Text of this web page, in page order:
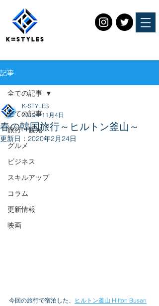
記事
全ての記事
旅行・観光
グルメ
ビジネス
スキルアップ
コラム
更新情報
映画
全ての記事
春の韓国旅行～ヒルトン釜山～
K-STYLES
2019年11月4日
更新日： 2020年2月24日
今回の旅行で宿泊した、
ヒルトン釜山 Hilton Busan